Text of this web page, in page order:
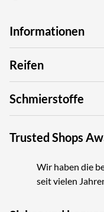
Informationen
Reifen
Schmierstoffe
Trusted Shops
Wir haben die
seit vielen